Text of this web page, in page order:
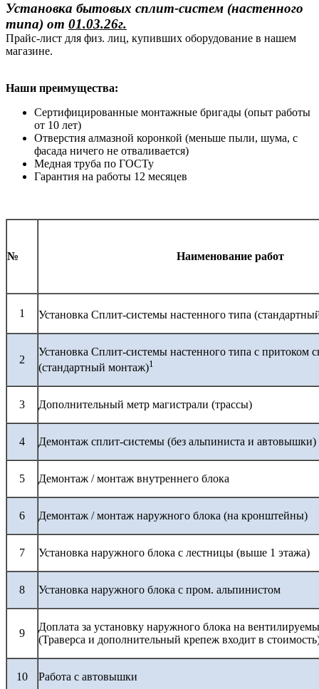
Установка бытовых сплит-систем (настенного
типа) от 01.03.26г.
Прайс-лист для физ. лиц, купивших оборудование в нашем
магазине.
Наши преимущества:
Сертифицированные монтажные бригады (опыт работы
от 10 лет)
Отверстия алмазной коронкой (меньше пыли, шума, с
фасада ничего не отваливается)
Медная труба по ГОСТу
Гарантия на работы 12 месяцев
№ Наименование работ
1 Установка Сплит-системы настенного типа
2
Установка Сплит-системы настенного типа с притоком
(стандартный монтаж)1
3 Дополнительный метр магистрали (трассы)
4 Демонтаж сплит-системы (без альпиниста и автовышки)
5 Демонтаж / монтаж внутреннего блока
6 Демонтаж / монтаж наружного блока (на кронштейны)
7 Установка наружного блока с лестницы (выше 1 этажа)
8 Установка наружного блока с пром. альпинистом
9
Доплата за установку наружного блока на
(Траверса и дополнительный крепеж входит в
10 Работа с автовышки